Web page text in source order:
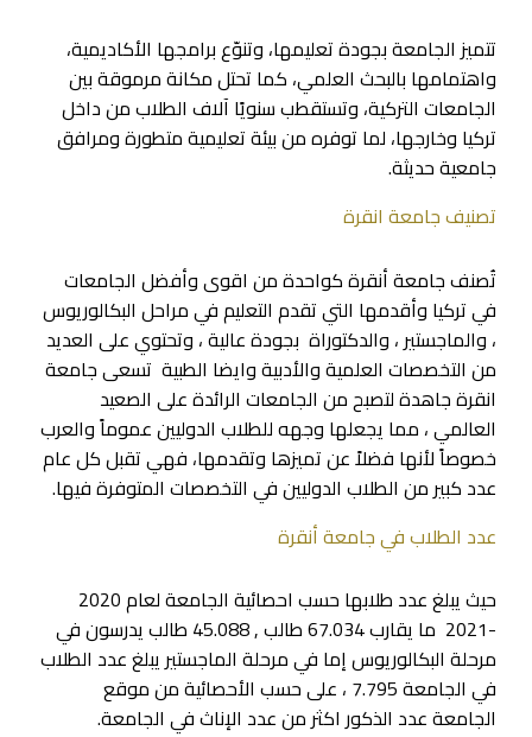
تتميز الجامعة بجودة تعليمها، وتنوّع برامجها الأكاديمية،
واهتمامها بالبحث العلمي، كما تحتل مكانة مرموقة بين
الجامعات التركية، وتستقطب سنويًا آلاف الطلاب من داخل
تركيا وخارجها، لما توفره من بيئة تعليمية متطورة ومرافق
جامعية حديثة.
تصنيف جامعة انقرة
تُصنف جامعة أنقرة كواحدة من اقوى وأفضل الجامعات
في تركيا وأقدمها التي تقدم التعليم في مراحل البكالوريوس
، والماجستير ، والدكتوراة بجودة عالية ، وتحتوي على العديد
من التخصصات العلمية والأدبية وايضا الطبية تسعى جامعة
انقرة جاهدة لتصبح من الجامعات الرائدة على الصعيد
العالمي ، مما يجعلها وجهه للطلاب الدوليين عموماً والعرب
خصوصاً لأنها فضلاً عن تميزها وتقدمها، فهي تقبل كل عام
عدد كبير من الطلاب الدوليين في التخصصات المتوفرة فيها.
عدد الطلاب في جامعة أنقرة
حيث يبلغ عدد طلابها حسب احصائية الجامعة لعام 2020
-2021 ما يقارب 67.034 طالب , 45.088 طالب يدرسون في
مرحلة البكالوريوس إما في مرحلة الماجستير يبلغ عدد الطلاب
في الجامعة 7.795 ، على حسب الأحصائية من موقع
الجامعة عدد الذكور اكثر من عدد الإناث في الجامعة.